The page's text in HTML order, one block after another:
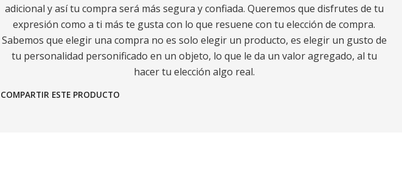
adicional y así tu compra será más segura y confiada. Queremos que disfrutes de tu
expresión como a ti más te gusta con lo que resuene con tu elección de compra.
Sabemos que elegir una compra no es solo elegir un producto, es elegir un gusto de
tu personalidad personificado en un objeto, lo que le da un valor agregado, al tu
hacer tu elección algo real.
COMPARTIR ESTE PRODUCTO